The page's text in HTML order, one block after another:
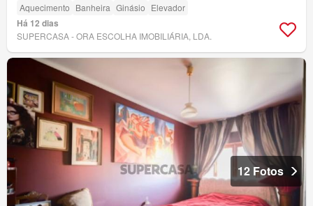
Aquecimento Banheira Ginásio Elevador
Há 12 dias
SUPERCASA - ORA ESCOLHA IMOBILIÁRIA, LDA.
12 Fotos